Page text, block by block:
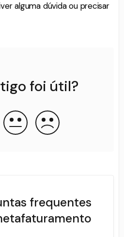
alguma dúvida ou precisar
foi útil?
frequentes